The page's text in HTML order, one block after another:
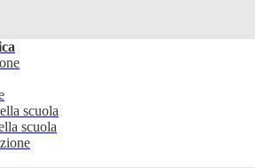
scuola
scuola